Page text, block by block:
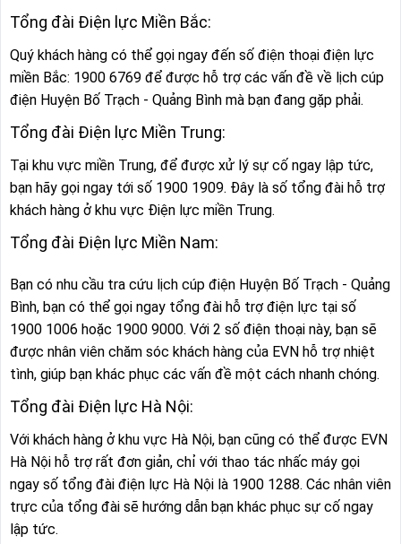
Tổng đài Điện lực Miền Bắc:
Quý khách hàng có thể gọi ngay đến số điện thoại điện lực
miền Bắc: 1900 6769 để được hỗ trợ các vấn đề về lịch cúp
điện Huyện Bố Trạch - Quảng Bình mà bạn đang gặp phải.
Tổng đài Điện lực Miền Trung:
Tại khu vực miền Trung, để được xử lý sự cố ngay lập tức,
bạn hãy gọi ngay tới số 1900 1909. Đây là số tổng đài hỗ trợ
khách hàng ở khu vực Điện lực miền Trung.
Tổng đài Điện lực Miền Nam:
Bạn có nhu cầu tra cứu lịch cúp điện Huyện Bố Trạch - Quảng
Bình, bạn có thể gọi ngay tổng đài hỗ trợ điện lực tại số
1900 1006 hoặc 1900 9000. Với 2 số điện thoại này, bạn sẽ
được nhân viên chăm sóc khách hàng của EVN hỗ trợ nhiệt
tình, giúp bạn khác phục các vấn đề một cách nhanh chóng.
Tổng đài Điện lực Hà Nội:
Với khách hàng ở khu vực Hà Nội, bạn cũng có thể được EVN
Hà Nội hỗ trợ rất đơn giản, chỉ với thao tác nhấc máy gọi
ngay số tổng đài điện lực Hà Nội là 1900 1288. Các nhân viên
trực của tổng đài sẽ hướng dẫn bạn khác phục sự cố ngay
lập tức.